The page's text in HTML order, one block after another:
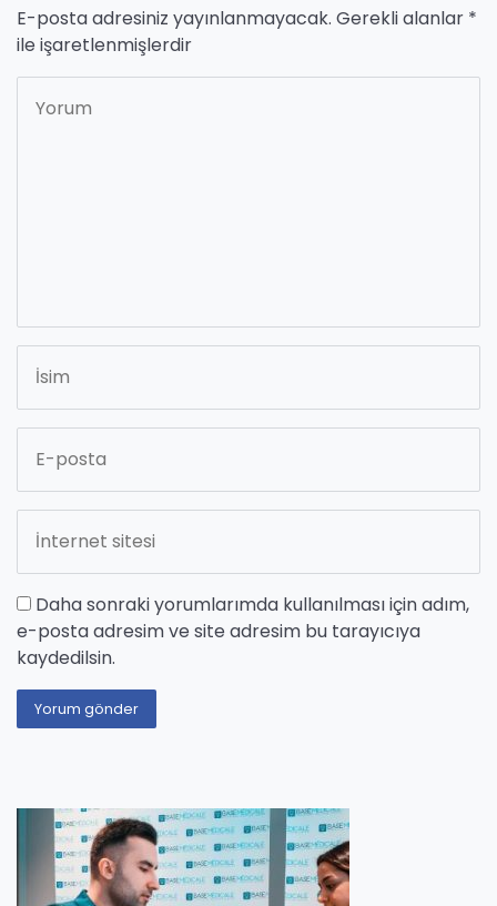
E-posta adresiniz yayınlanmayacak. Gerekli alanlar *
ile işaretlenmişlerdir
Daha sonraki yorumlarımda kullanılması için adım,
e-posta adresim ve site adresim bu tarayıcıya
kaydedilsin.